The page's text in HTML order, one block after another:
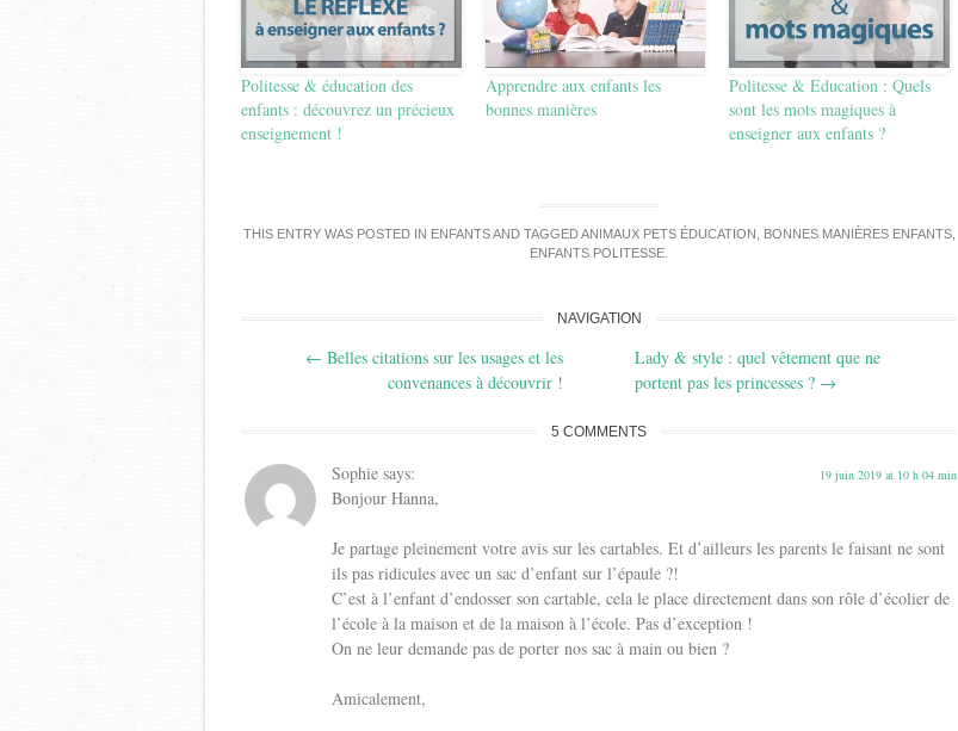
Politesse & éducation des
enfants : découvrez un précieux
enseignement !
Apprendre aux enfants les
bonnes manières
Politesse & Education : Quels
sont les mots magiques à
enseigner aux enfants ?
THIS ENTRY WAS POSTED IN ENFANTSAND TAGGEDANIMAUX PETS ÉDUCATION BONNES MANIÈRES ENFANTS,
ENFANTS POLITESSE
navigation
NAVIGATION
← Belles citations sur les usages et les
convenances à découvrir !
Lady & style : quel vêtement que ne
portent pas les princesses ? →
5 COMMENTS
Sophie says: 19 juin 2019 at 10 h 04 min
Bonjour Hanna,
Je partage pleinement votre avis sur les cartables. Et d’ailleurs les parents le faisant ne sont
ils pas ridicules avec un sac d’enfant sur l’épaule ?!
C’est à l’enfant d’endosser son cartable, cela le place directement dans son rôle d’écolier de
l’école à la maison et de la maison à l’école. Pas d’exception !
On ne leur demande pas de porter nos sac à main ou bien ?
Amicalement,